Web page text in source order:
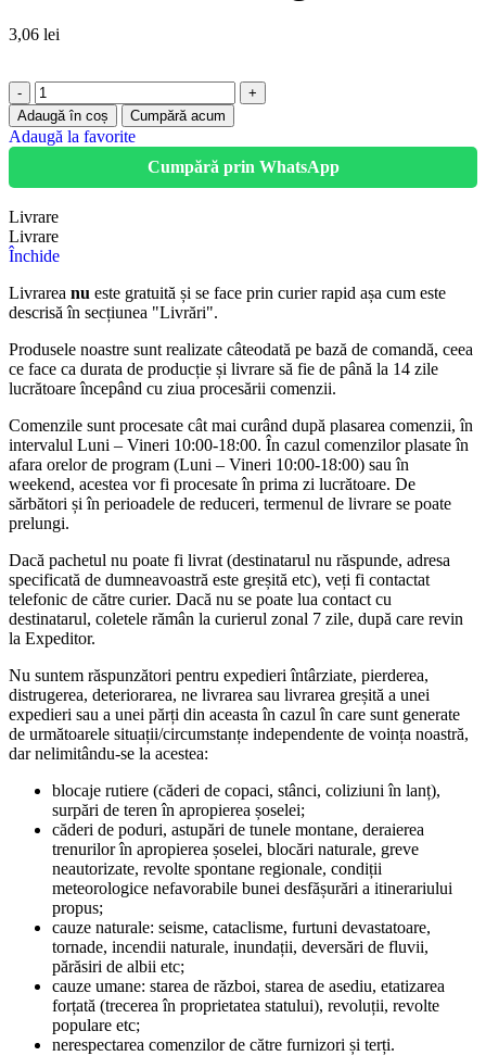
3,06 lei
Adaugă în coș Cumpără acum
Adaugă la favorite
Cumpără prin WhatsApp
Livrare
Livrare
Închide
Livrarea nu este gratuită și se face prin curier rapid așa cum este
descrisă în secțiunea "Livrări".
Produsele noastre sunt realizate câteodată pe bază de comandă, ceea
ce face ca durata de producție și livrare să fie de până la 14 zile
lucrătoare începând cu ziua procesării comenzii.
Comenzile sunt procesate cât mai curând după plasarea comenzii, în
intervalul Luni – Vineri 10:00-18:00. În cazul comenzilor plasate în
afara orelor de program (Luni – Vineri 10:00-18:00) sau în
weekend, acestea vor fi procesate în prima zi lucrătoare. De
sărbători și în perioadele de reduceri, termenul de livrare se poate
prelungi.
Dacă pachetul nu poate fi livrat (destinatarul nu răspunde, adresa
specificată de dumneavoastră este greșită etc), veți fi contactat
telefonic de către curier. Dacă nu se poate lua contact cu
destinatarul, coletele rămân la curierul zonal 7 zile, după care revin
la Expeditor.
Nu suntem răspunzători pentru expedieri întârziate, pierderea,
distrugerea, deteriorarea, ne livrarea sau livrarea greșită a unei
expedieri sau a unei părți din aceasta în cazul în care sunt generate
de următoarele situații/circumstanțe independente de voința noastră,
dar nelimitându-se la acestea:
blocaje rutiere (căderi de copaci, stânci, coliziuni în lanț),
surpări de teren în apropierea șoselei;
căderi de poduri, astupări de tunele montane, deraierea
trenurilor în apropierea șoselei, blocări naturale, greve
neautorizate, revolte spontane regionale, condiții
meteorologice nefavorabile bunei desfășurări a itinerariului
propus;
cauze naturale: seisme, cataclisme, furtuni devastatoare,
tornade, incendii naturale, inundații, deversări de fluvii,
părăsiri de albii etc;
cauze umane: starea de război, starea de asediu, etatizarea
forțată (trecerea în proprietatea statului), revoluții, revolte
populare etc;
nerespectarea comenzilor de către furnizori și terți.